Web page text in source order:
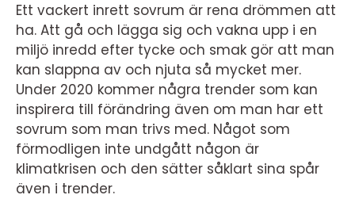
Ett vackert inrett sovrum är rena drömmen att
ha. Att gå och lägga sig och vakna upp i en
miljö inredd efter tycke och smak gör att man
kan slappna av och njuta så mycket mer.
Under 2020 kommer några trender som kan
inspirera till förändring även om man har ett
sovrum som man trivs med. Något som
förmodligen inte undgått någon är
klimatkrisen och den sätter såklart sina spår
även i trender.